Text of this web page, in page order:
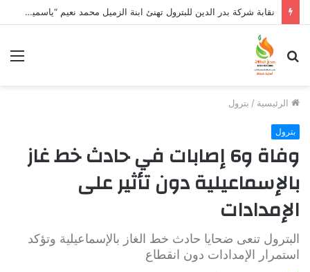
نقابة شركة بدر الدين للبترول تهنئ ابنة الزميل محمد نعيم “ياسمين” بتخرجها وتفوقها
بحث
عن
الرئيسية / بترول
بترول
وفاة و6 إصابات في حادث خط غاز
بالإسماعيلية دون تأثير على
الإمدادات
البترول تنعى ضحايا حادث خط الغاز بالإسماعيلية وتؤكد
استمرار الإمدادات دون انقطاع